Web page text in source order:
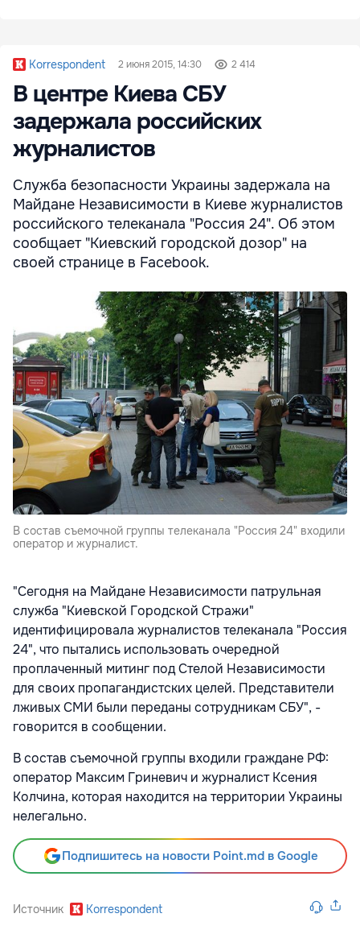
Korrespondent 2 июня 2015, 14:30 2 414
В центре Киева СБУ
задержала российских
журналистов
Служба безопасности Украины задержала на
Майдане Независимости в Киеве журналистов
российского телеканала "Россия 24". Об этом
сообщает "Киевский городской дозор" на
своей странице в Facebook.
В состав съемочной группы телеканала "Россия 24" входили
оператор и журналист.
"Сегодня на Майдане Независимости патрульная
служба "Киевской Городской Стражи"
идентифицировала журналистов телеканала "Россия
24", что пытались использовать очередной
проплаченный митинг под Стелой Независимости
для своих пропагандистских целей. Представители
лживых СМИ были переданы сотрудникам СБУ", -
говорится в сообщении.
В состав съемочной группы входили граждане РФ:
оператор Максим Гриневич и журналист Ксения
Колчина, которая находится на территории Украины
нелегально.
Подпишитесь на новости Point.md в Google
Источник Korrespondent